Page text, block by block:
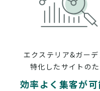
エクステリア&ガーデ
特化したサイトの
効率よく集客が可